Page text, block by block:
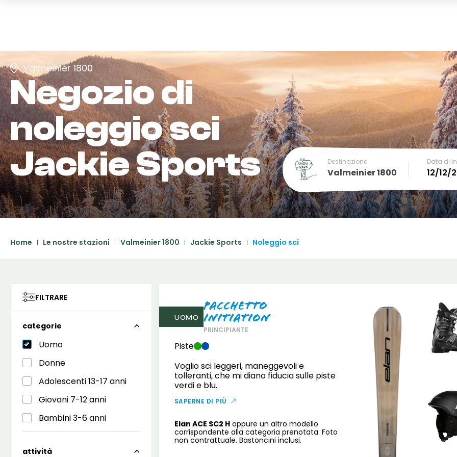
Valmeinier 1800
Negozio di
noleggio sci
Jackie Sports
Destinazione
Valmeinier 1800
Data di
December
SUN MON TUE WED THU FRI
30
Home Le nostre stazioni Valmeinier 1800 Jackie Sports Noleggio sci
FILTRARE
categorie
Uomo
Donne
Adolescenti 13-17 anni
Giovani 7-12 anni
Bambini 3-6 anni
attività
UOMO
Pacchetto
Initiation
PRINCIPIANTE
Piste
Voglio sci leggeri, maneggevoli e
tolleranti, che mi diano fiducia sulle piste
verdi e blu.
SAPERNE DI PIÙ
Elan ACE SC2 H oppure un altro modello
corrispondente alla categoria prenotata. Foto
non contrattuale. Bastoncini inclusi.